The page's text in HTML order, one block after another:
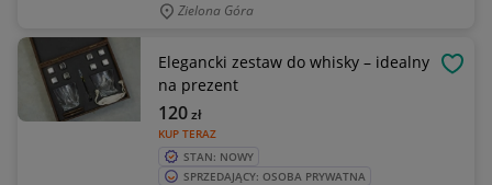
Zielona Góra
Elegancki zestaw do whisky – idealny
na prezent
KUP TERAZ
120zł
STAN: NOWY
SPRZEDAJĄCY: OSOBA PRYWATNA